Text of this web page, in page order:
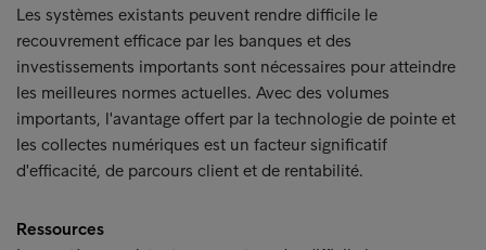
Les systèmes existants peuvent rendre difficile le
recouvrement efficace par les banques et des
investissements importants sont nécessaires pour atteindre
les meilleures normes actuelles. Avec des volumes
importants, l'avantage offert par la technologie de pointe et
les collectes numériques est un facteur significatif
d'efficacité, de parcours client et de rentabilité.
Ressources